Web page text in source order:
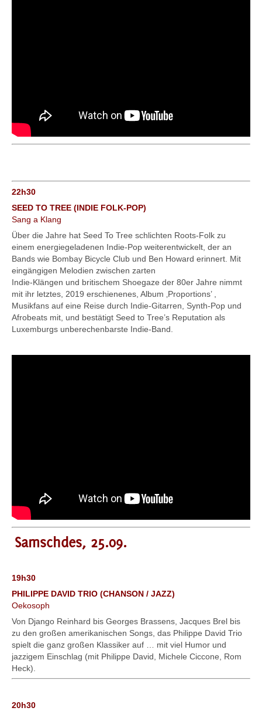
22h30
SEED TO TREE (INDIE FOLK-POP)
Sang a Klang
Über die Jahre hat Seed To Tree schlichten Roots-Folk zu
einem energiegeladenen Indie-Pop weiterentwickelt, der an
Bands wie Bombay Bicycle Club und Ben Howard erinnert. Mit
eingängigen Melodien zwischen zarten
Indie-Klängen und britischem Shoegaze der 80er Jahre nimmt
mit ihr letztes, 2019 erschienenes, Album ‚Proportions’ ,
Musikfans auf eine Reise durch Indie-Gitarren, Synth-Pop und
Afrobeats mit, und bestätigt Seed to Tree’s Reputation als
Luxemburgs unberechenbarste Indie-Band.
Samschdes, 25.09.
19h30
PHILIPPE DAVID TRIO (CHANSON / JAZZ)
Oekosoph
Von Django Reinhard bis Georges Brassens, Jacques Brel bis
zu den großen amerikanischen Songs, das Philippe David Trio
spielt die ganz großen Klassiker auf … mit viel Humor und
jazzigem Einschlag (mit Philippe David, Michele Ciccone, Rom
Heck).
20h30